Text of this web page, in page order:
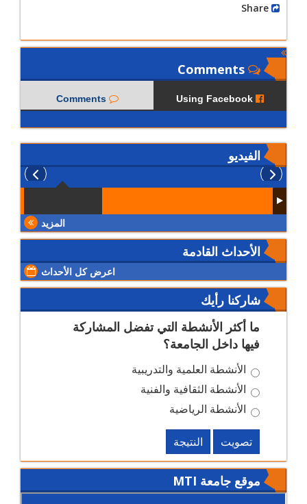
Comments
الفيديو
المزيد
الأحداث القادمة
اعرض كل الأحداث
شاركنا رأيك
ما أكثر الأنشطة التي تفضل المشاركة
فيها داخل الجامعة؟
الأنشطة العلمية والتدريبية
الأنشطة الثقافية والفنية
الأنشطة الرياضية
تصويت النتيجة
موقع جامعة MTI